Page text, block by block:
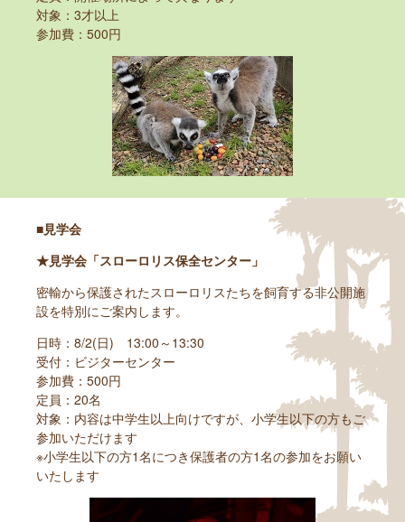
対象：3才以上
参加費：500円
■見学会
★見学会「スローロリス保全センター」
密輸から保護されたスローロリスたちを飼育する非公開施
設を特別にご案内します。
日時：8/2(日) 13:00～13:30
受付：ビジターセンター
参加費：500円
定員：20名
対象：内容は中学生以上向けですが、小学生以下の方もご
参加いただけます
※小学生以下の方1名につき保護者の方1名の参加をお願い
いたします